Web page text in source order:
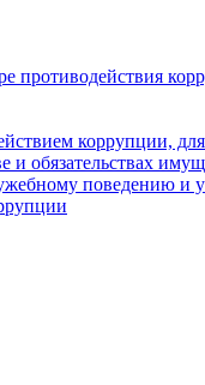
противодействия
коррупции,
обязательствах
поведению и